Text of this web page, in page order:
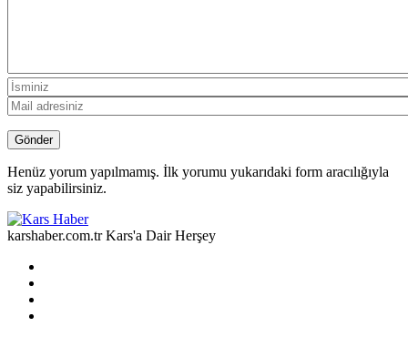
Henüz yorum yapılmamış. İlk yorumu yukarıdaki form aracılığıyla
siz yapabilirsiniz.
karshaber.com.tr Kars'a Dair Herşey